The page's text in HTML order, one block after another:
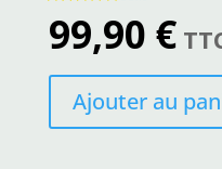
99,90 €
Ajouter au